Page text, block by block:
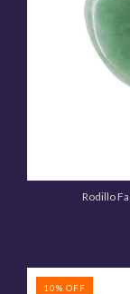
Rodillo
10% OFF